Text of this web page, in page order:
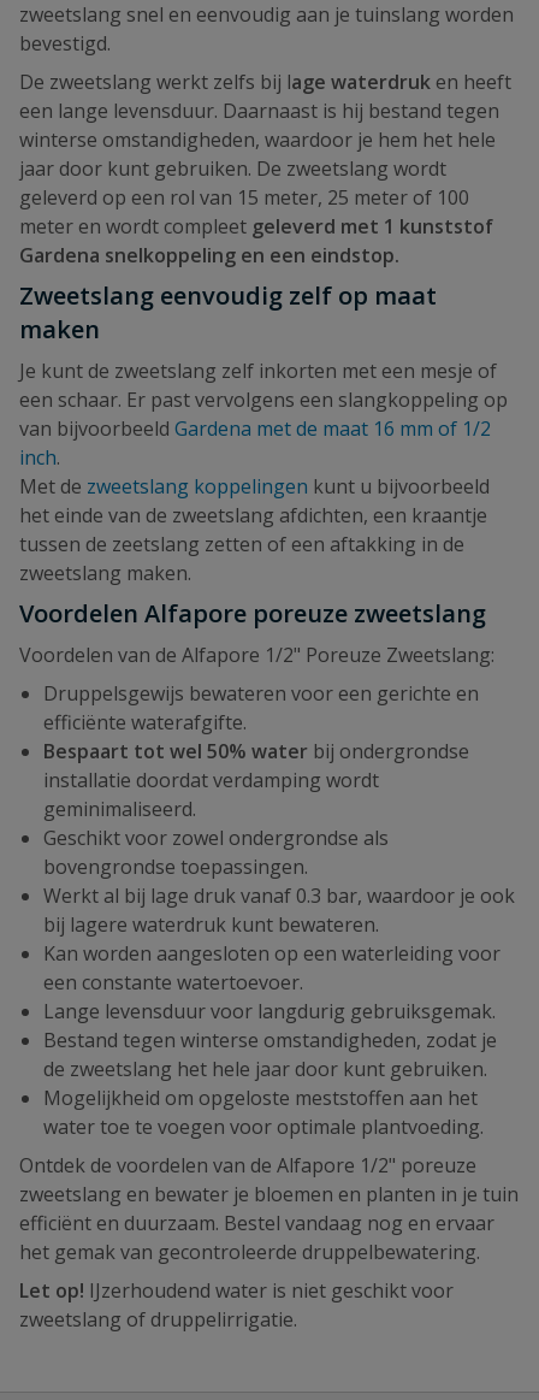
zweetslang snel en eenvoudig aan je tuinslang worden
bevestigd.
De zweetslang werkt zelfs bij lage waterdruk en heeft
een lange levensduur. Daarnaast is hij bestand tegen
winterse omstandigheden, waardoor je hem het hele
jaar door kunt gebruiken. De zweetslang wordt
geleverd op een rol van 15 meter, 25 meter of 100
meter en wordt compleet geleverd met 1 kunststof
Gardena snelkoppeling en een eindstop.
Zweetslang eenvoudig zelf op maat
maken
Je kunt de zweetslang zelf inkorten met een mesje of
een schaar. Er past vervolgens een slangkoppeling op
van bijvoorbeeld Gardena met de maat 16 mm of 1/2
inch.
Met de zweetslang koppelingen kunt u bijvoorbeeld
het einde van de zweetslang afdichten, een kraantje
tussen de zeetslang zetten of een aftakking in de
zweetslang maken.
Voordelen Alfapore poreuze zweetslang
Voordelen van de Alfapore 1/2" Poreuze Zweetslang:
Druppelsgewijs bewateren voor een gerichte en
efficiënte waterafgifte.
Bespaart tot wel 50% water bij ondergrondse
installatie doordat verdamping wordt
geminimaliseerd.
Geschikt voor zowel ondergrondse als
bovengrondse toepassingen.
Werkt al bij lage druk vanaf 0.3 bar, waardoor je ook
bij lagere waterdruk kunt bewateren.
Kan worden aangesloten op een waterleiding voor
een constante watertoevoer.
Lange levensduur voor langdurig gebruiksgemak.
Bestand tegen winterse omstandigheden, zodat je
de zweetslang het hele jaar door kunt gebruiken.
Mogelijkheid om opgeloste meststoffen aan het
water toe te voegen voor optimale plantvoeding.
Ontdek de voordelen van de Alfapore 1/2" poreuze
zweetslang en bewater je bloemen en planten in je tuin
efficiënt en duurzaam. Bestel vandaag nog en ervaar
het gemak van gecontroleerde druppelbewatering.
Let op! IJzerhoudend water is niet geschikt voor
zweetslang of druppelirrigatie.